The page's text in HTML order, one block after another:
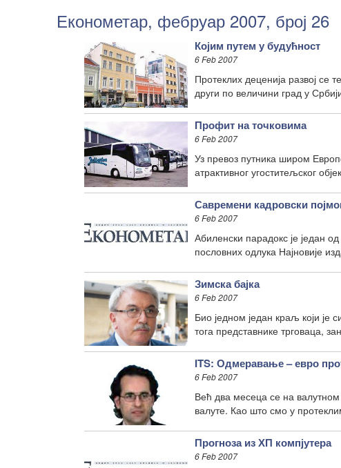
Економетар, фебруар 2007, број 26
Којим путем у будућност
6 Feb 2007
Протеклих деценија развој
други по величини град у
Профит на точковима
6 Feb 2007
Уз превоз путника широм
атрактивног угоститељског
Савремени кадровски
6 Feb 2007
Абиленски парадокс је један
пословних одлука Најновије
Зимска бајка
6 Feb 2007
Био једном један краљ који
тога представнике трговаца,
ITS: Одмеравање – евро
6 Feb 2007
Већ два месеца се на
валуте. Као што смо у
Прогноза из ХП компјутера
6 Feb 2007